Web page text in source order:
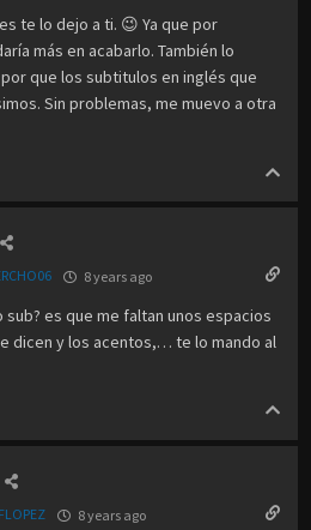
te lo dejo a ti. 😉 Ya que por
más en acabarlo. También lo
que los subtitulos en inglés que
Sin problemas, me muevo a otra
8 years ago
es que me faltan unos espacios
dicen y los acentos,… te lo mando al
8 years ago